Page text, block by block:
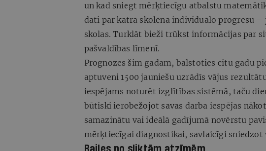
un kad sniegt mērķtiecīgu atbalstu
dati par katra skolēna individuālo progresu
skolas. Turklāt bieži trūkst informācijas par
pašvaldības līmenī.
Prognozes šim gadam, balstoties citu gadu
aptuveni 1500 jauniešu uzrādīs vājus
iespējams noturēt izglītības sistēmā, taču
būtiski ierobežojot savas darba iespējas
samazinātu vai ideālā gadījumā novērstu
mērķtiecīgai diagnostikai, savlaicīgi sniedzot